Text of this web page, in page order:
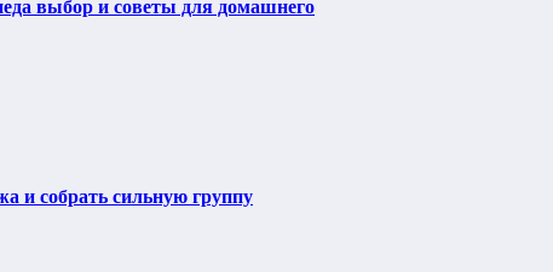
выбор и советы для домашнего
и собрать сильную группу